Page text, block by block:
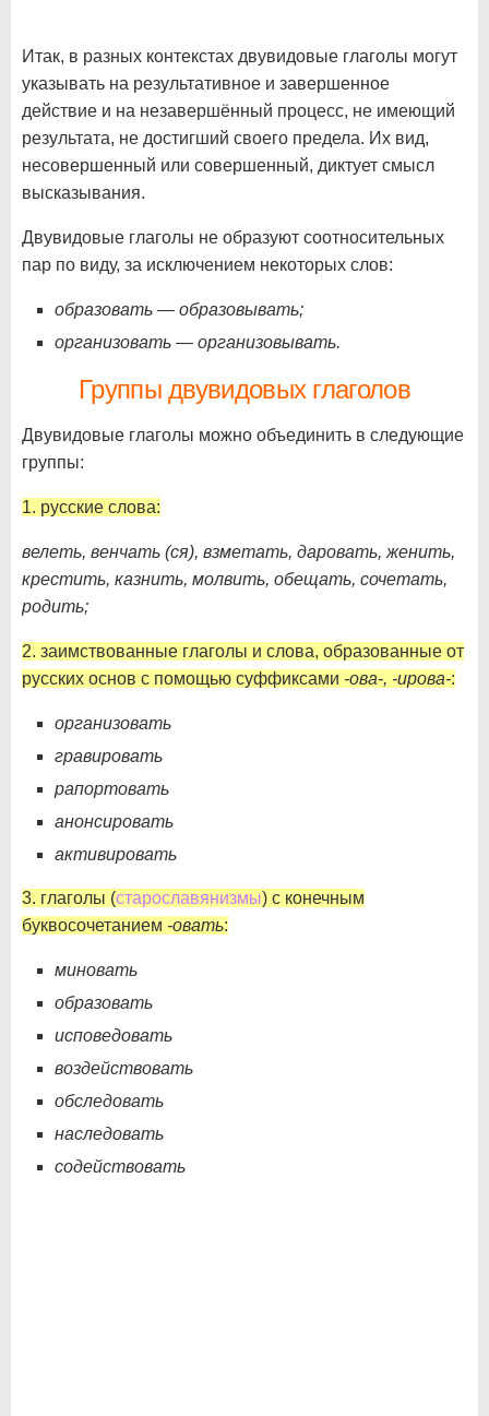
Итак, в разных контекстах двувидовые глаголы могут
указывать на результативное и завершенное
действие и на незавершённый процесс, не имеющий
результата, не достигший своего предела. Их вид,
несовершенный или совершенный, диктует смысл
высказывания.
Двувидовые глаголы не образуют соотносительных
пар по виду, за исключением некоторых слов:
образовать — образовывать;
организовать — организовывать.
Группы двувидовых глаголов
Двувидовые глаголы можно объединить в следующие
группы:
1. русские слова:
велеть, венчать (ся), взметать, даровать, женить,
крестить, казнить, молвить, обещать, сочетать,
родить;
2. заимствованные глаголы и слова, образованные от
русских основ с помощью суффиксами -ова-, -ирова-:
организовать
гравировать
рапортовать
анонсировать
активировать
3. глаголы (старославянизмы) с конечным
буквосочетанием -овать:
миновать
образовать
исповедовать
воздействовать
обследовать
наследовать
содействовать